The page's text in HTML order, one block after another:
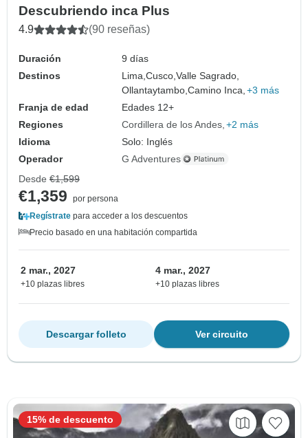
Descubriendo inca Plus
4.9 (90 reseñas)
Duración
9 días
Destinos
Lima,Cusco,Valle Sagrado,
Ollantaytambo,Camino Inca, +3 más
Franja de edad
Edades 12+
Regiones
Cordillera de los Andes +2 más
Idioma
Solo: Inglés
Operador
G Adventures
Desde €1,599
€1,359
por persona
Regístrate para acceder a los descuentos
Precio basado en una habitación compartida
2 mar., 2027
+10 plazas libres
4 mar., 2027
+10 plazas libres
Ver circuito
Descargar folleto
15% de descuento